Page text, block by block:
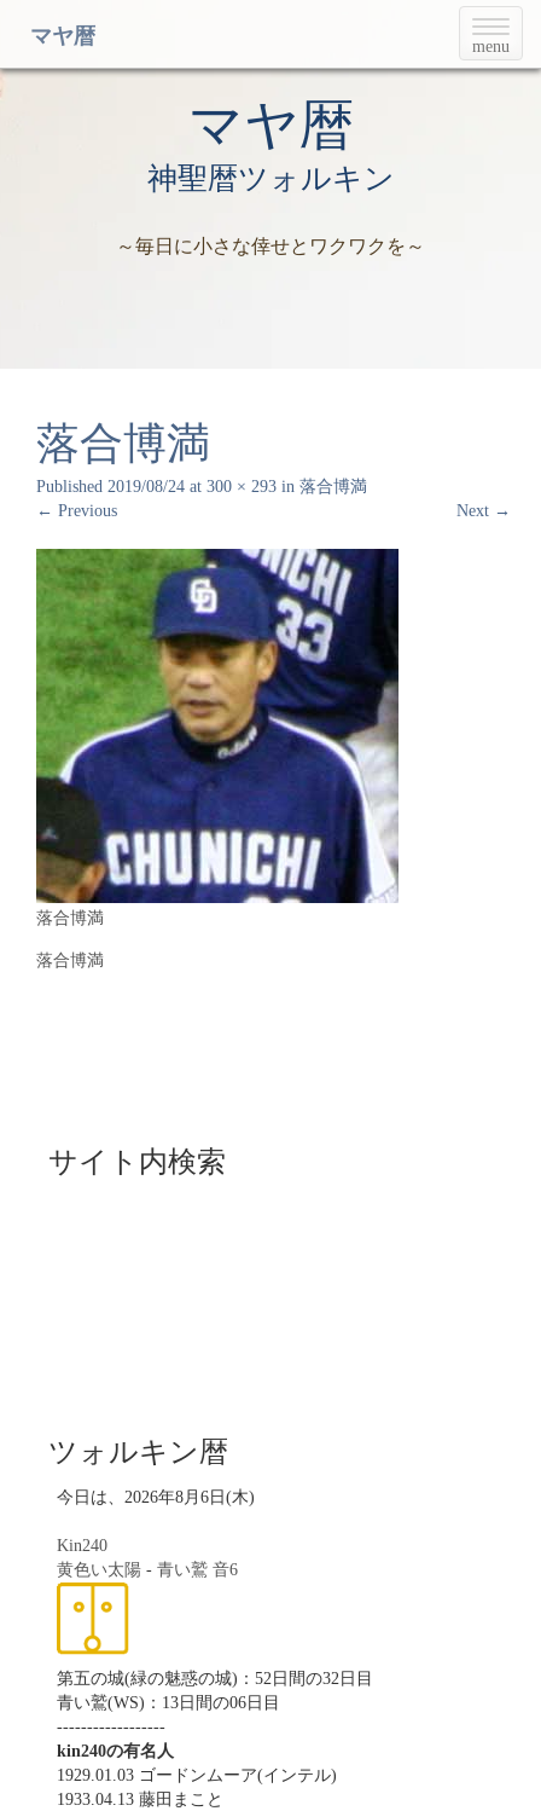
T
o
g
menu
マヤ暦
マヤ暦
神聖暦ツォルキン
～毎日に小さな倖せとワクワクを～
落合博満
Published 2019/08/24 at 300 × 293 in 落合博満
← Previous Next →
落合博満
落合博満
サイト内検索
ツォルキン暦
今日は、2026年8月6日(木)
Kin240
黄色い太陽 - 青い鷲 音6
第五の城(緑の魅惑の城)：52日間の32日目
青い鷲(WS)：13日間の06日目
------------------
kin240の有名人
1929.01.03 ゴードンムーア(インテル)
1933.04.13 藤田まこと